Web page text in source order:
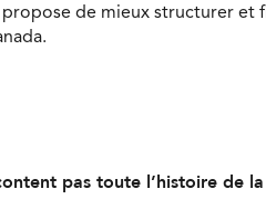
propose de mieux structurer et
pas toute l’histoire de